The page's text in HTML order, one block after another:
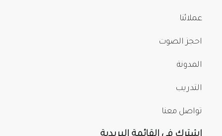
عملائنا
احجز الصوت
المدونة
التدريب
تواصل معنا